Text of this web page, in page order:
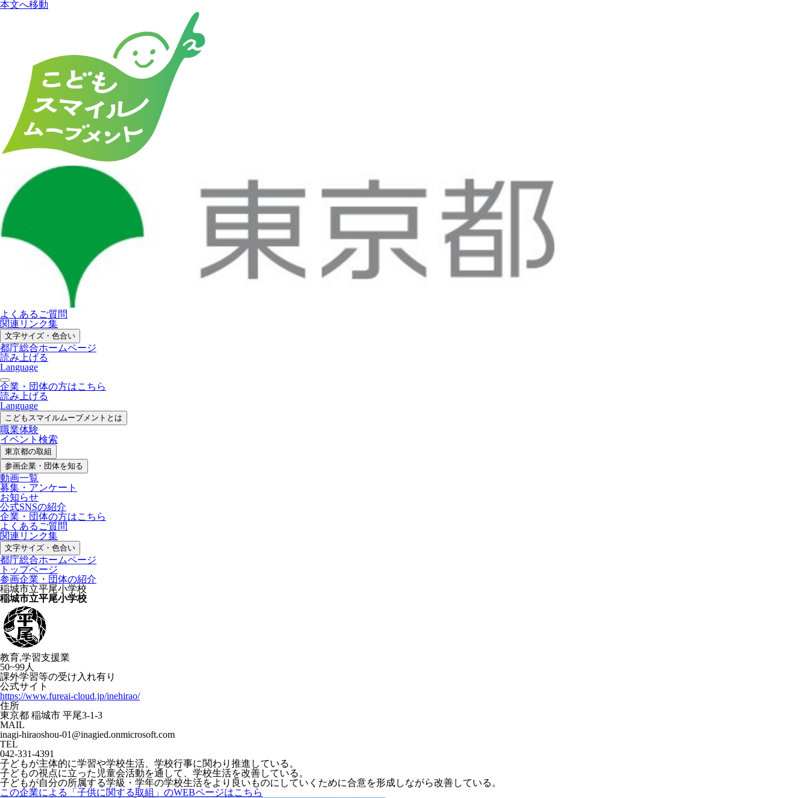
本文へ移動
よくあるご質問
関連リンク集
文字サイズ・色合い
都庁総合ホームページ
読み上げる
Language
企業・団体の方はこちら
読み上げる
Language
こどもスマイルムーブメントとは
職業体験
イベント検索
東京都の取組
参画企業・ 団体を知る
動画一覧
募集・ アンケート
お知らせ
公式SNSの紹介
企業・団体の方はこちら
よくあるご質問
関連リンク集
文字サイズ・色合い
都庁総合ホームページ
トップページ
参画企業・団体の紹介
稲城市立平尾小学校
稲城市立平尾小学校
教育,学習支援業
50~99人
課外学習等の受け入れ有り
公式サイト
https://www.fureai-cloud.jp/inehirao/
住所
東京都 稲城市 平尾3-1-3
MAIL
inagi-hiraoshou-01@inagied.onmicrosoft.com
TEL
042-331-4391
子どもが主体的に学習や学校生活、学校行事に関わり推進している。
子どもの視点に立った児童会活動を通して、学校生活を改善している。
子どもが自分の所属する学級・学年の学校生活をより良いものにしていくために合意を形成しながら改善している。
この企業による「子供に関する取組」のWEBページはこちら